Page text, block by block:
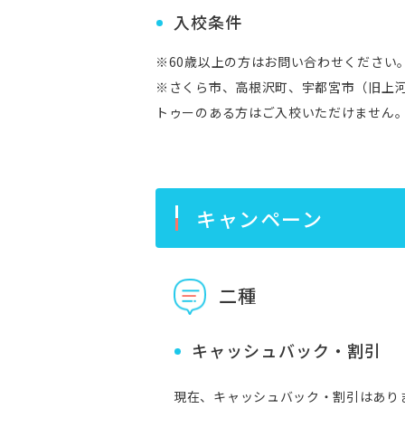
入校条件
※60歳以上の方はお問い合わせください
※さくら市、高根沢町、宇都宮市（旧上
トゥーのある方はご入校いただけません
キャンペーン
二種
キャッシュバック・割引
現在、キャッシュバック・割引はあり